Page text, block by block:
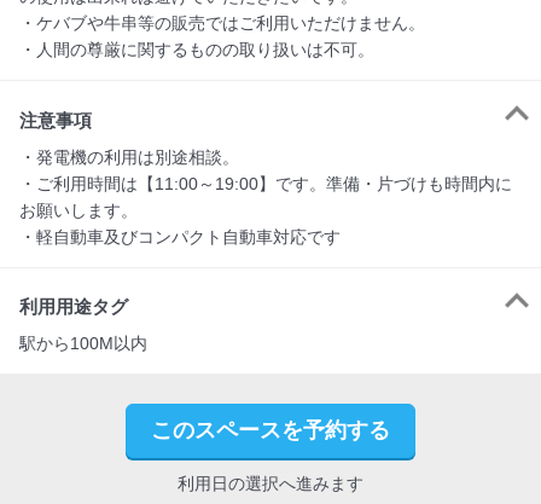
・ケバブや牛串等の販売ではご利用いただけません。
・人間の尊厳に関するものの取り扱いは不可。
注意事項
・発電機の利用は別途相談。
・ご利用時間は【11:00～19:00】です。準備・片づけも時間内に
お願いします。
・軽自動車及びコンパクト自動車対応です
利用用途タグ
駅から100M以内
このスペースを予約する
利用日の選択へ進みます